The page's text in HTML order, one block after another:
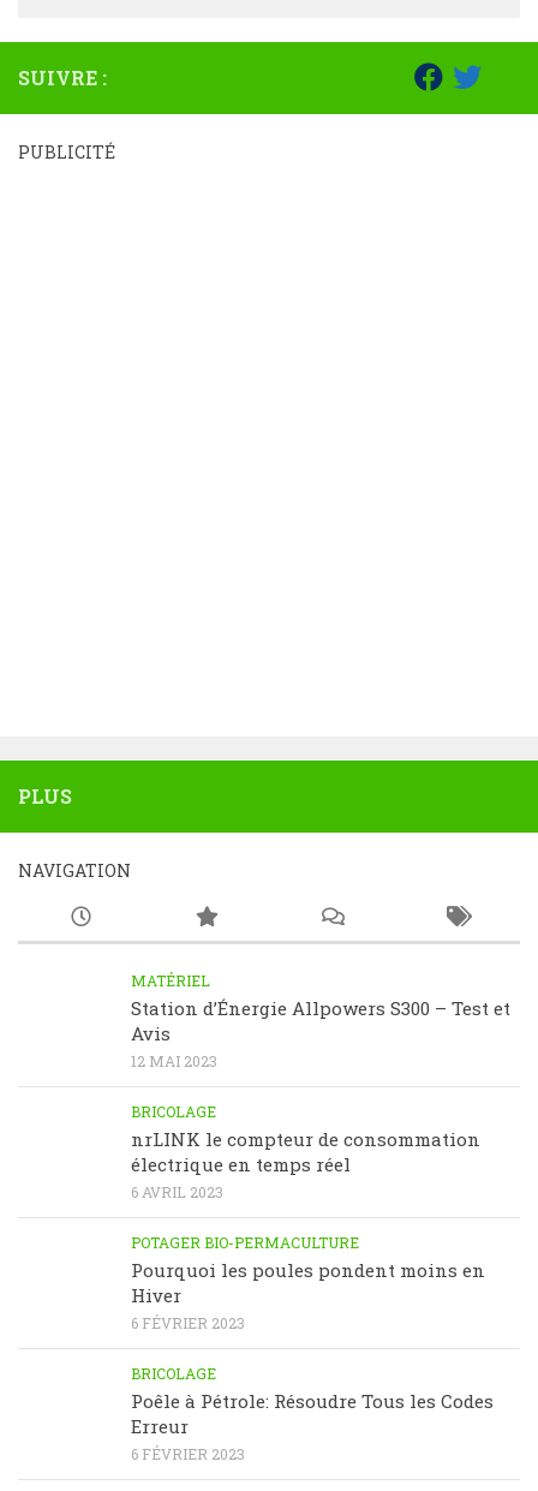
SUIVRE :
PUBLICITÉ
PLUS
NAVIGATION
MATÉRIEL
Station d’Énergie Allpowers S300 – Test et
Avis
12 MAI 2023
BRICOLAGE
nrLINK le compteur de consommation
électrique en temps réel
6 AVRIL 2023
POTAGER BIO-PERMACULTURE
Pourquoi les poules pondent moins en
Hiver
6 FÉVRIER 2023
BRICOLAGE
Poêle à Pétrole: Résoudre Tous les Codes
Erreur
6 FÉVRIER 2023